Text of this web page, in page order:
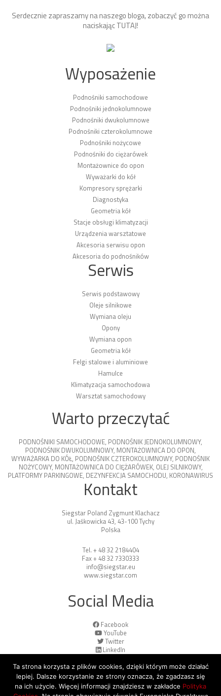
Serdecznie zapraszamy na naszego bloga, zobaczyć go można
naciskającTUTAJ!
Wyposażenie
Podnośniki samochodowe
Podnośniki jednokolumnowe
Podnośniki dwukolumnowe
Podnośniki czterokolumnowe
Podnośniki nożycowe
Podnośniki do ciężarówek
Montażownice do opon
Wyważarki do kół
Kompresory sprężarki
Diagnostyka
Geometria kół
Stacje obsługi klimatyzacji
Urządzenia warsztatowe
Akcesoria serwisu opon
Akcesoria do podnośników
Serwis
Serwis podstawowy
Oleje silnikowe
Wymiana oleju
Opony
Wymiana opon
Geometria kół
Felgi stalowe i aluminiowe
Hamulce
Klimatyzacja samochodowa
Warsztat samochodowy
Warto przeczytać
PODNOŚNIKI SAMOCHODOWE, PODNOŚNIK JEDNOKOLUMNOWY,
PODNOŚNIK DWUKOLUMNOWY, MONTAŻOWNICA DO OPON,
WYWAŻARKA DO KÓŁ, PODNOŚNIK CZTEROKOLUMNOWY, PODNOŚNIK
NOŻYCOWY, MONTAŻOWNICA DO CIĘŻARÓWEK, OLEJ SILNIKOWY,
PLATFORMY PARKINGOWE, DEZYNFEKCJA SAMOCHODU, KORONAWIRUS
Kontakt
Siegstar Poland Zygmunt Klachacz
ul. Jaśkowicka 43, 43-100 Tychy
Polska
Tel. + 48 32 2184404
Fax + 48 32 7330333
info@siegstar.eu
www.siegstar.com
Social Media
Facebook
YouTube
Twitter
LinkedIn
Ta strona korzysta z plików cookies, dzięki którym może działać
lepiej. Dalsze korzystanie ze strony oznacza, że zgadzasz się
na ich użycie. Więcej informacji znajdziesz w zakładce Polityka